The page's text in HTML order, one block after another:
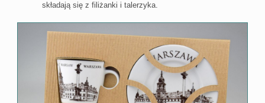
składają się z filiżanki i talerzyka.